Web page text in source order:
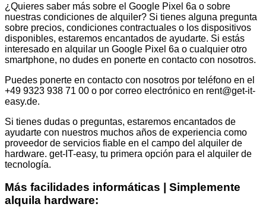
¿Quieres saber más sobre el Google Pixel 6a o sobre
nuestras condiciones de alquiler? Si tienes alguna pregunta
sobre precios, condiciones contractuales o los dispositivos
disponibles, estaremos encantados de ayudarte. Si estás
interesado en alquilar un Google Pixel 6a o cualquier otro
smartphone, no dudes en ponerte en contacto con nosotros.
Puedes ponerte en contacto con nosotros por teléfono en el
+49 9323 938 71 00 o por correo electrónico en rent@get-it-
easy.de.
Si tienes dudas o preguntas, estaremos encantados de
ayudarte con nuestros muchos años de experiencia como
proveedor de servicios fiable en el campo del alquiler de
hardware. get-IT-easy, tu primera opción para el alquiler de
tecnología.
Más facilidades informáticas | Simplemente
alquila hardware: